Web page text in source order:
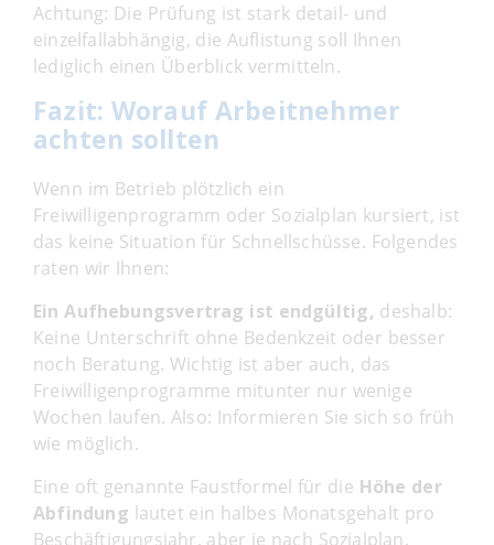
Achtung: Die Prüfung ist stark detail- und
einzelfallabhängig, die Auflistung soll Ihnen
lediglich einen Überblick vermitteln.
Fazit: Worauf Arbeitnehmer
achten sollten
Wenn im Betrieb plötzlich ein
Freiwilligenprogramm oder Sozialplan kursiert, ist
das keine Situation für Schnellschüsse. Folgendes
raten wir Ihnen:
Ein Aufhebungsvertrag ist endgültig, deshalb:
Keine Unterschrift ohne Bedenkzeit oder besser
noch Beratung. Wichtig ist aber auch, das
Freiwilligenprogramme mitunter nur wenige
Wochen laufen. Also: Informieren Sie sich so früh
wie möglich.
Eine oft genannte Faustformel für die Höhe der
Abfindung lautet ein halbes Monatsgehalt pro
Beschäftigungsjahr, aber je nach Sozialplan,